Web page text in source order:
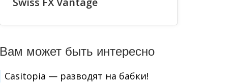
Вам может быть интересно
Casitopia — разводят на бабки!